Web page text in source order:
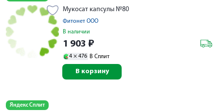
Мукосат капсулы №80
Фитонет ООО
В наличии
1 903 ₽
4 × 476 В Сплит
В корзину
Яндекс Сплит